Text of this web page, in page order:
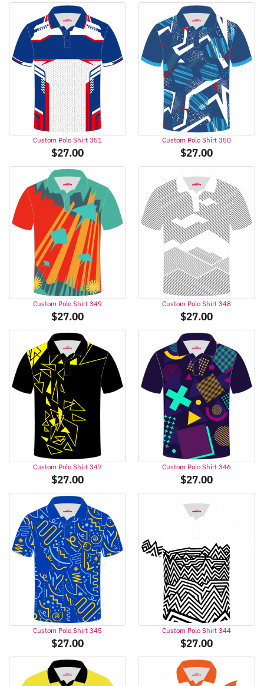
Custom Polo Shirt 351
$27.00
Custom Polo Shirt 350
$27.00
Custom Polo Shirt 349
$27.00
Custom Polo Shirt 348
$27.00
Custom Polo Shirt 347
$27.00
Custom Polo Shirt 346
$27.00
Custom Polo Shirt 345
$27.00
Custom Polo Shirt 344
$27.00